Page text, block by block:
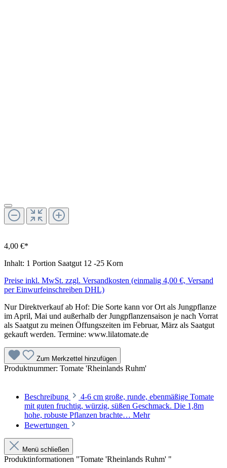
4,00 €*
Inhalt: 1 Portion Saatgut 12 -25 Korn
Preise inkl. MwSt. zzgl. Versandkosten (einmalig 4,00 €, Versand
per Einwurfeinschreiben DHL)
Nur Direktverkauf ab Hof: Die Sorte kann vor Ort als Jungpflanze
im April, Mai und außerhalb der Jungpflanzensaison je nach Vorrat
als Saatgut zu meinen Öffungszeiten im Februar, März als Saatgut
gekauft werden. Termine: www.lilatomate.de
Zum Merkzettel hinzufügen
Produktnummer: Tomate 'Rheinlands Ruhm'
Beschreibung
4-6 cm große, runde, ebenmäßige Tomate
mit guten fruchtig, würzig, süßen Geschmack. Die 1,8m
hohe, robuste Pflanzen brachte… Mehr
Bewertungen
Menü schließen
Produktinformationen "Tomate 'Rheinlands Ruhm' "